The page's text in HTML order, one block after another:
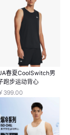
春夏CoolSwitch男
跑步运动背心
399.00